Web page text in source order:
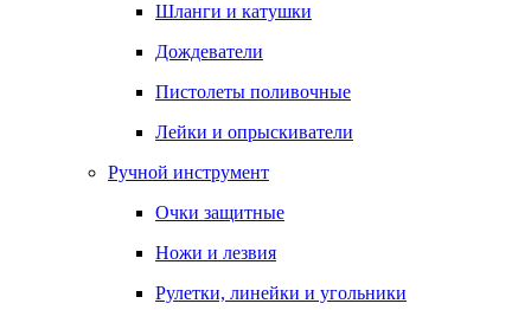
Шланги и катушки
Дождеватели
Пистолеты поливочные
Лейки и опрыскиватели
Ручной инструмент
Очки защитные
Ножи и лезвия
Рулетки, линейки и угольники